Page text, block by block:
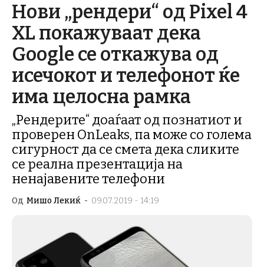
Нови „рендери“ од Pixel 4
XL покажуваат дека
Google се откажува од
исечокот и телефонот ќе
има целосна рамка
„Рендерите“ доаѓаат од познатиот и
проверен OnLeaks, па може со голема
сигурност да се смета дека сликите
се реална презентација на
ненајавените телефони
Од Мишо Лекиќ - 09.07.2019 - 14:19